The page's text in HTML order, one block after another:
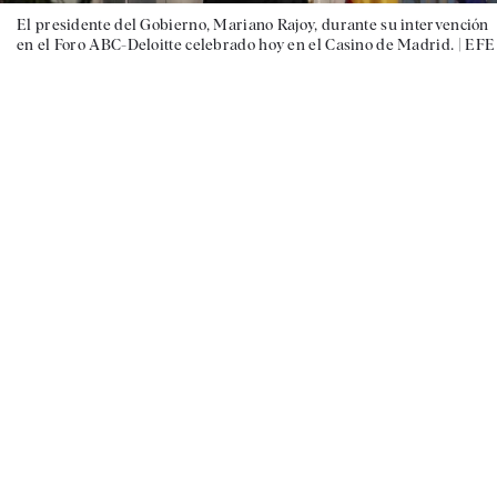
El presidente del Gobierno, Mariano Rajoy, durante su intervención
en el Foro ABC-Deloitte celebrado hoy en el Casino de Madrid. |EFE